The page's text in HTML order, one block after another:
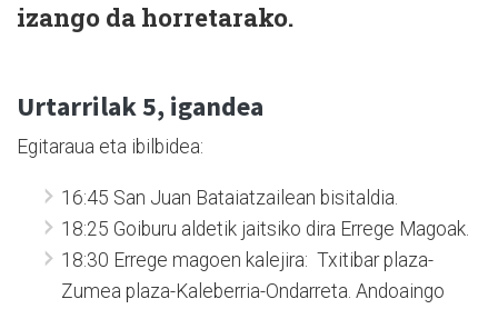
izango da horretarako.
Urtarrilak 5, igandea
Egitaraua eta ibilbidea:
16:45 San Juan Bataiatzailean bisitaldia.
18:25 Goiburu aldetik jaitsiko dira Errege Magoak.
18:30 Errege magoen kalejira: Txitibar plaza-
Zumea plaza-Kaleberria-Ondarreta. Andoaingo